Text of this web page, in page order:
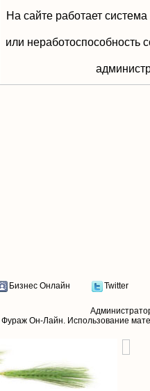
На сайте работает
или неработоспособность
Бизнес Онлайн Twitter
Фураж Он-Лайн. Использование